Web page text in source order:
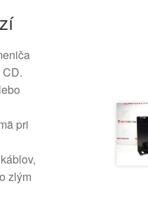
pri
zlým